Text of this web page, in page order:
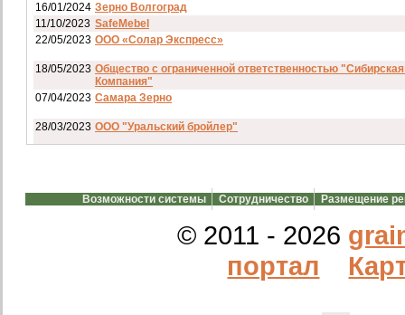
16/01/2024 Зерно Волгоград
11/10/2023 SafeMebel
22/05/2023 ООО «Солар Экспресс»
18/05/2023 Общество с ограниченной ответственностью
Компания"
07/04/2023 Самара Зерно
28/03/2023 ООО "Уральский бройлер"
20/02/2023 GREENKO
Возможности системы Сотрудничество Размещение
© 2011 - 2026
портал